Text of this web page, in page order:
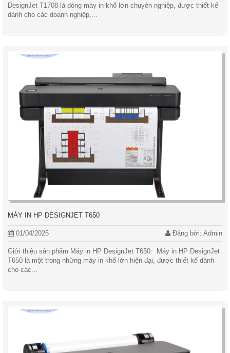
DesignJet T1708 là dòng máy in khổ lớn chuyên nghiệp, được thiết kế
dành cho các doanh nghiệp,...
MÁY IN HP DESIGNJET T650
01/04/2025 Đăng bởi: Admin
Giới thiệu sản phẩm Máy in HP DesignJet T650: Máy in HP DesignJet
T650 là một trong những máy in khổ lớn hiện đại, được thiết kế dành
cho các...